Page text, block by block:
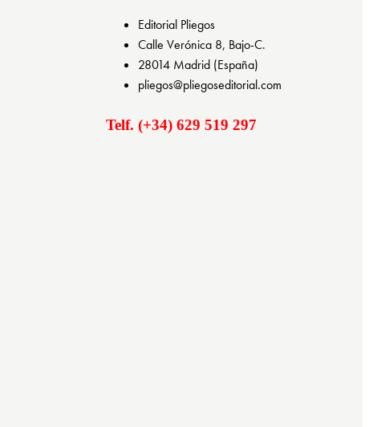
Editorial Pliegos
Calle Verónica 8, Bajo-C.
28014 Madrid (España)
pliegos@pliegoseditorial.com
Telf. (+34) 629 519 297